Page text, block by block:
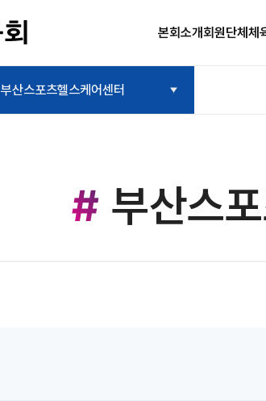
본회소개회원단체 체
부산스
부산스포츠헬스케어센터